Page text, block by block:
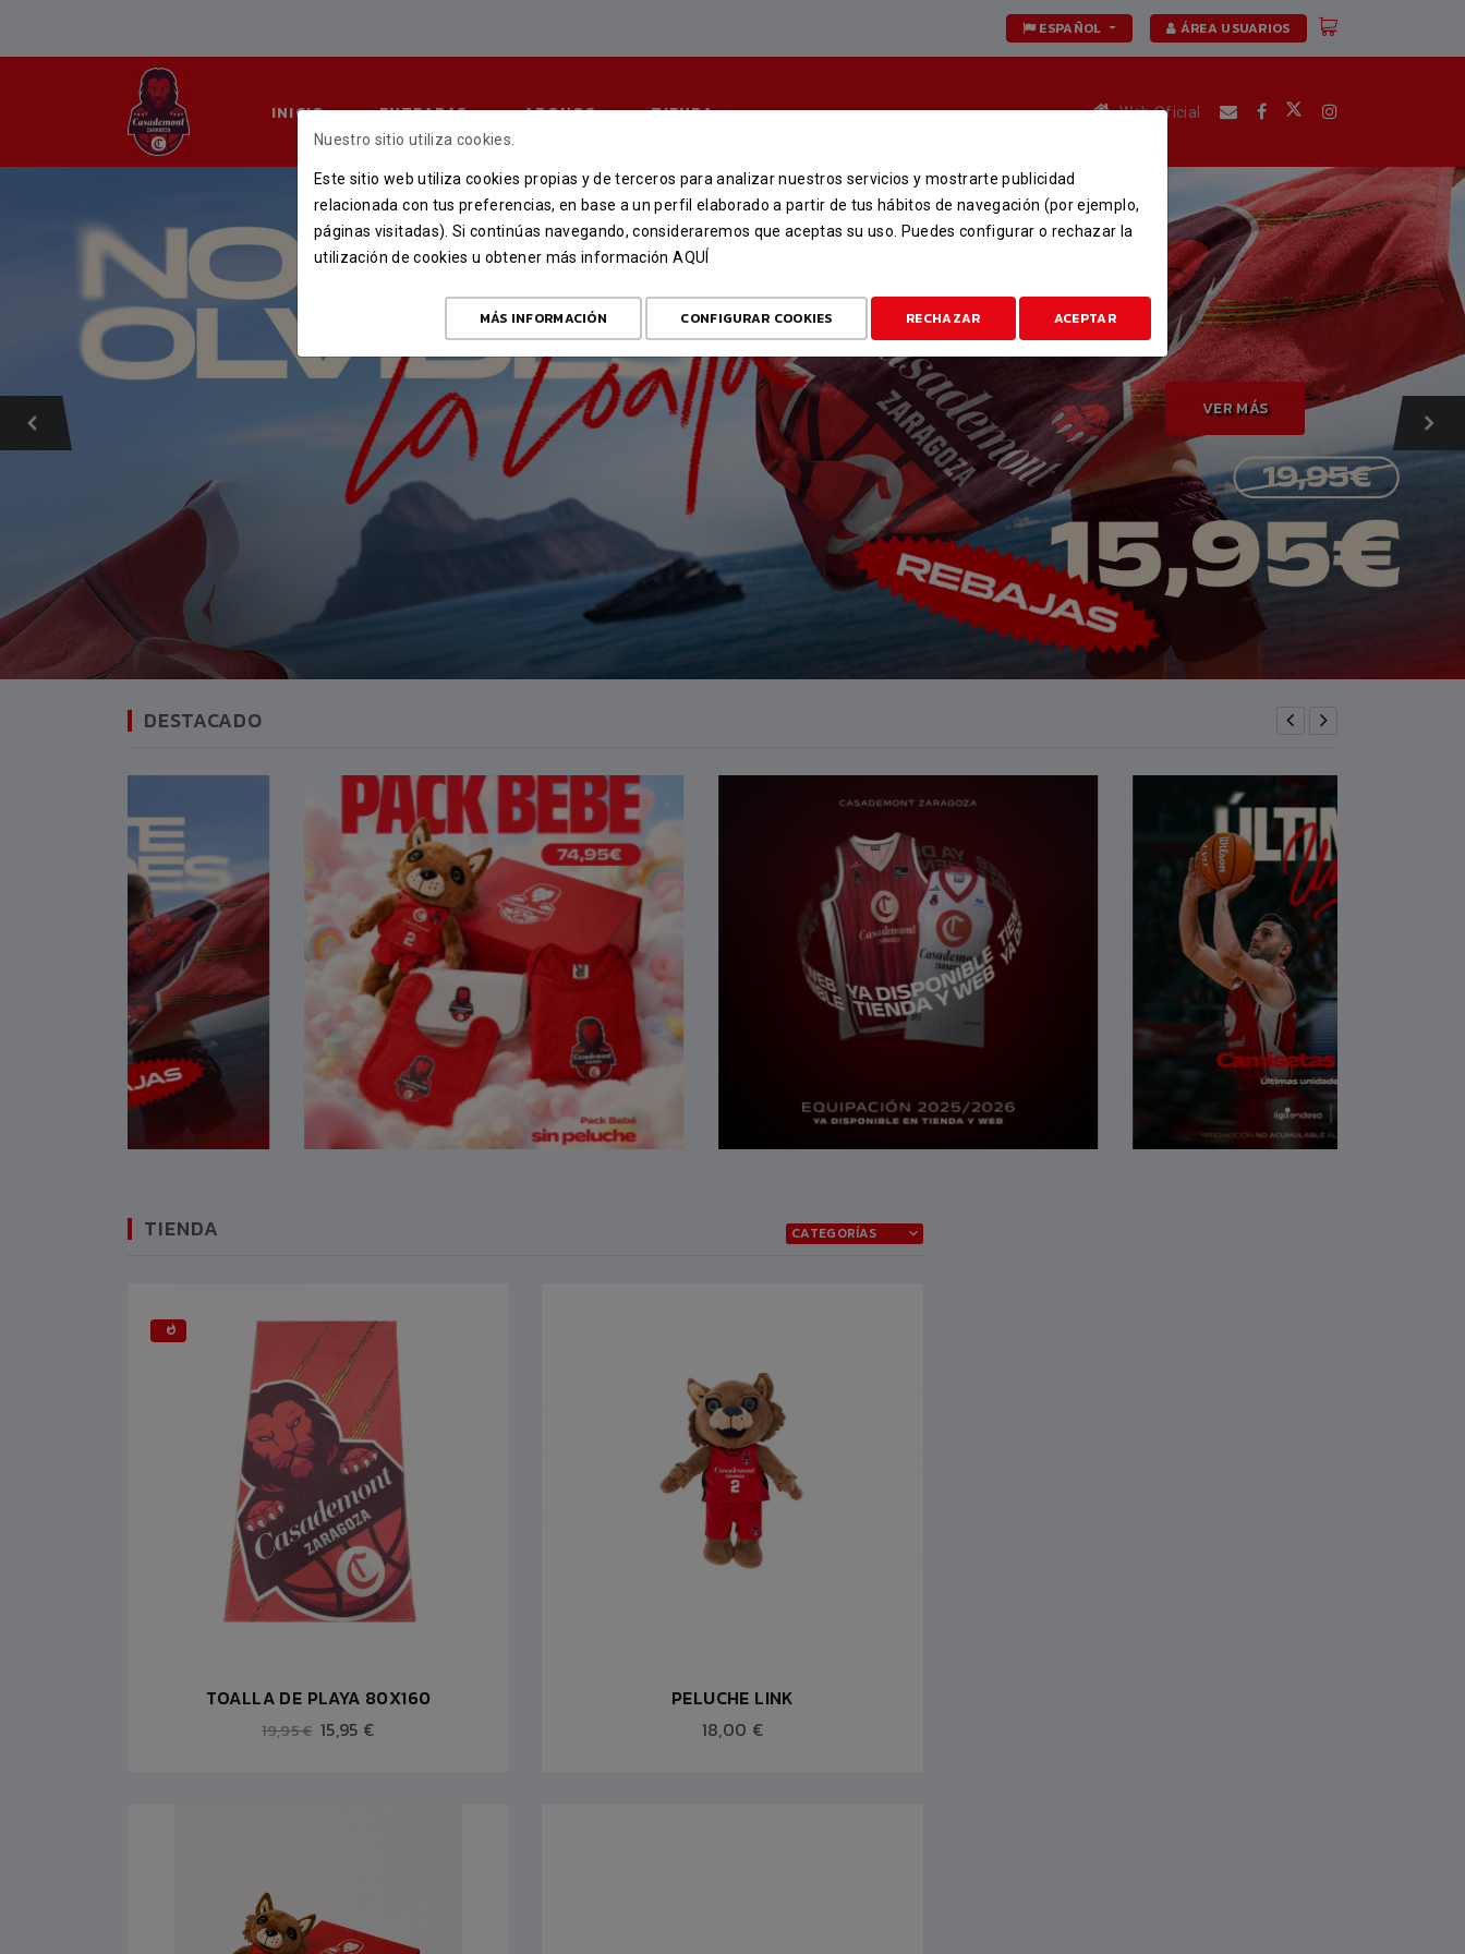
ESPAÑOL ÁREA USUARIOS
INICIO ENTRADAS ABONOS TIENDA Web Oficial
VER MÁS
DESTACADO
TIENDA CATEGORÍAS
TOALLA DE PLAYA 80X160
19,95 € 15,95 €
PELUCHE LINK
18,00 €
Nuestro sitio utiliza cookies.
Este sitio web utiliza cookies propias y de terceros para analizar nuestros servicios y mostrarte publicidad
relacionada con tus preferencias, en base a un perfil elaborado a partir de tus hábitos de navegación (por ejemplo,
páginas visitadas). Si continúas navegando, consideraremos que aceptas su uso. Puedes configurar o rechazar la
utilización de cookies u obtener más informaciónAQUÍ
MÁS INFORMACIÓN CONFIGURAR COOKIES RECHAZAR ACEPTAR